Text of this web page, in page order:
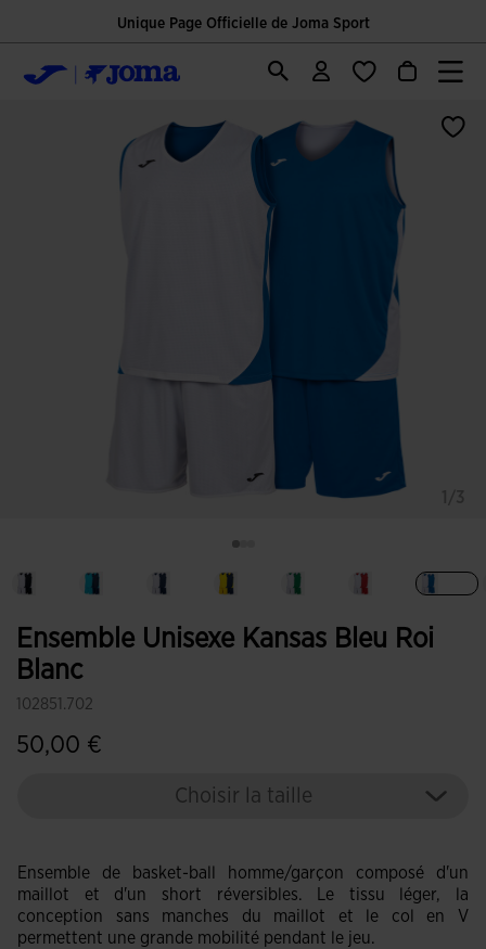
Unique Page Officielle de Joma Sport
Ensemble Unisexe Kansas Bleu Roi
Blanc
102851.702
50,00 €
Choisir la taille
Ensemble de basket-ball homme/garçon composé d'un
maillot et d'un short réversibles. Le tissu léger, la
conception sans manches du maillot et le col en V
permettent une grande mobilité pendant le jeu.